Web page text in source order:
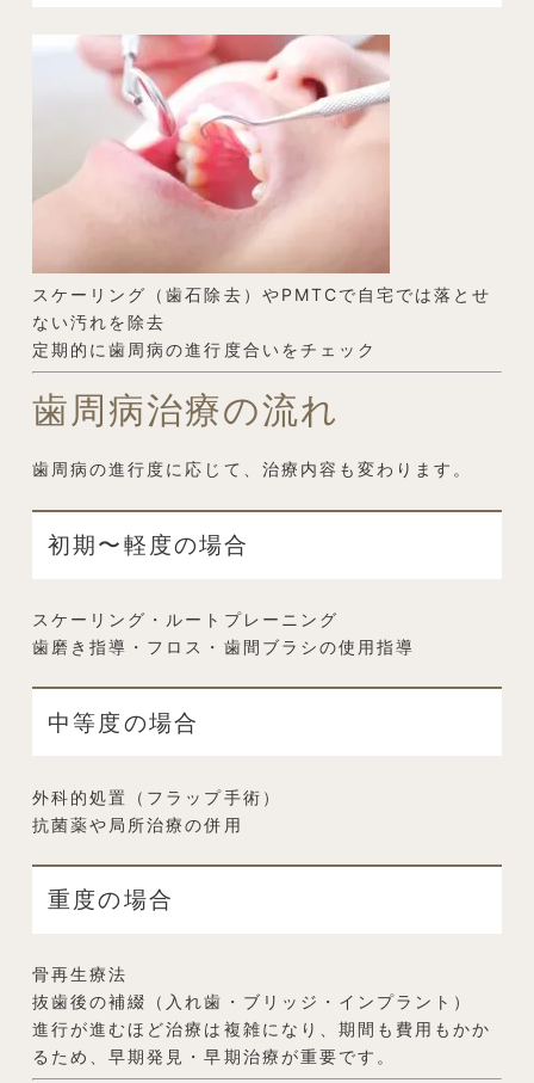
スケーリング（歯石除去）やPMTCで自宅では落とせ
ない汚れを除去
定期的に歯周病の進行度合いをチェック
歯周病治療の流れ
歯周病の進行度に応じて、治療内容も変わります。
初期〜軽度の場合
スケーリング・ルートプレーニング
歯磨き指導・フロス・歯間ブラシの使用指導
中等度の場合
外科的処置（フラップ手術）
抗菌薬や局所治療の併用
重度の場合
骨再生療法
抜歯後の補綴（入れ歯・ブリッジ・インプラント）
進行が進むほど治療は複雑になり、期間も費用もかか
るため、早期発見・早期治療が重要です。